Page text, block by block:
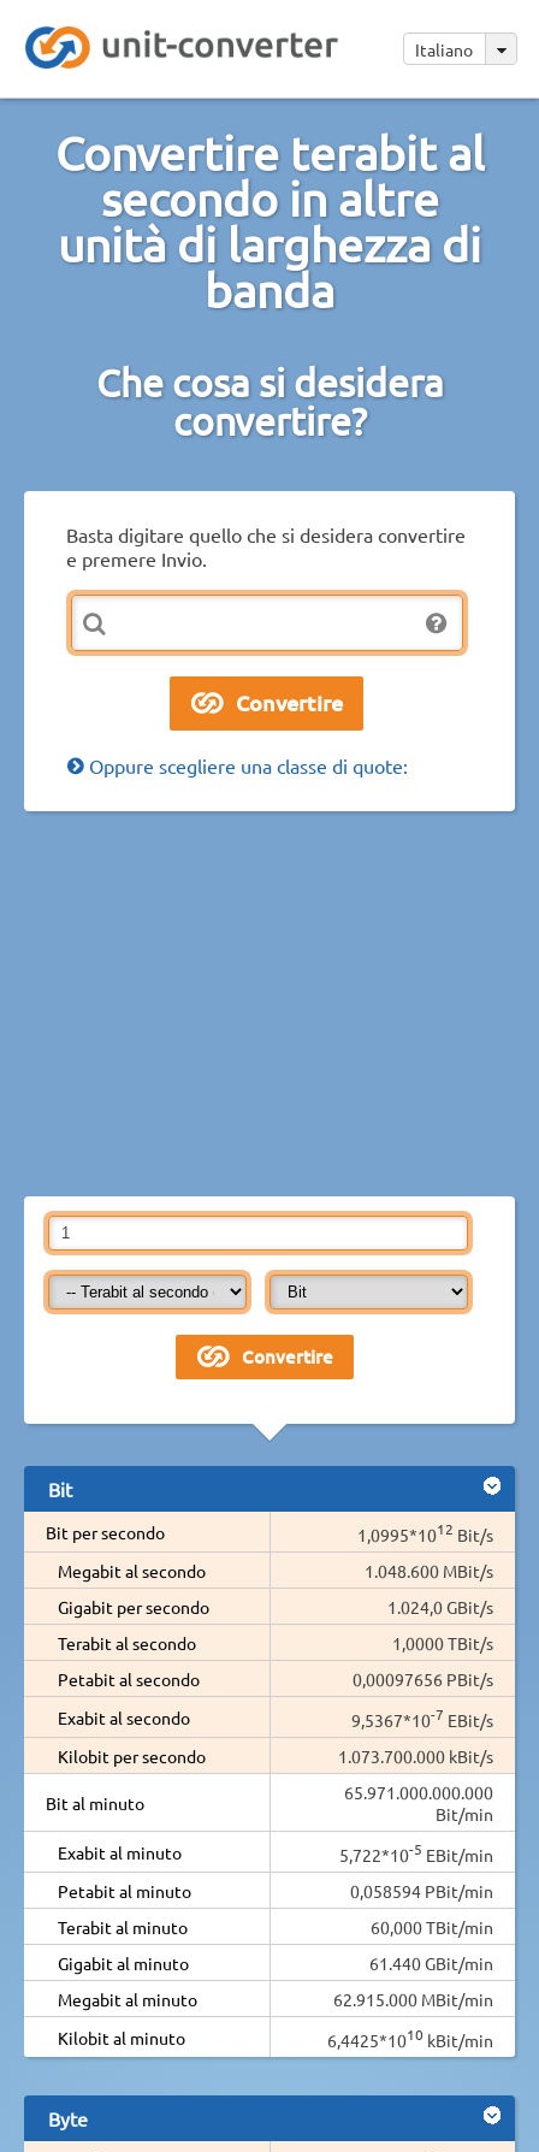
Italiano
Convertire terabit al
secondo in altre
unità di larghezza di
banda
Che cosa si desidera
convertire?
Basta digitare quello che si desidera convertire
e premere Invio.
Oppure scegliere una classe di quote:
Bit
Bit per secondo 1,0995*1012 Bit/s
Megabit al secondo
1.048.600 MBit/s
Gigabit per secondo
1.024,0 GBit/s
Terabit al secondo
1,0000 TBit/s
Petabit al secondo
0,00097656 PBit/s
Exabit al secondo
9,5367*10-7 EBit/s
Kilobit per secondo
1.073.700.000 kBit/s
Bit al minuto
65.971.000.000.000
Bit/min
Exabit al minuto
5,722*10-5 EBit/min
Petabit al minuto
0,058594 PBit/min
Terabit al minuto
60,000 TBit/min
Gigabit al minuto
61.440 GBit/min
Megabit al minuto
62.915.000 MBit/min
Kilobit al minuto
6,4425*1010 kBit/min
Byte